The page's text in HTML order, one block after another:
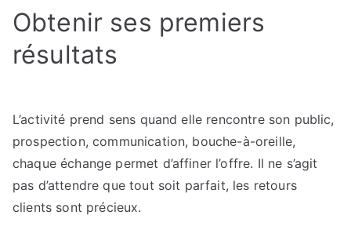
Obtenir ses premiers
résultats
L’activité prend sens quand elle rencontre son public,
prospection, communication, bouche-à-oreille,
chaque échange permet d’affiner l’offre. Il ne s’agit
pas d’attendre que tout soit parfait, les retours
clients sont précieux.